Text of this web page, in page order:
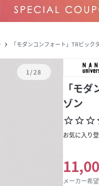
navigate_next 「モダンコンフォート」TRビック
1/28
「モ
ゾン
star_borderstar_borderstar_border
お気に入り
メーカー希